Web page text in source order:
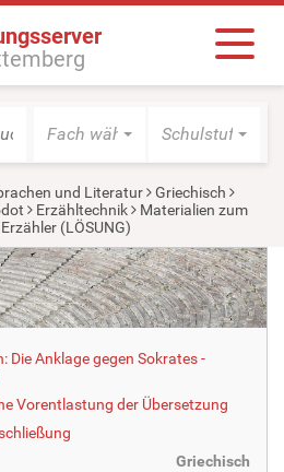
Fach wählen Schulstufe
und Literatur
Griechisch
Erzähltechnik
Materialien zum
(LÖSUNG)
Die Anklage gegen Sokrates -
Vorentlastung der Übersetzung
Griechisch